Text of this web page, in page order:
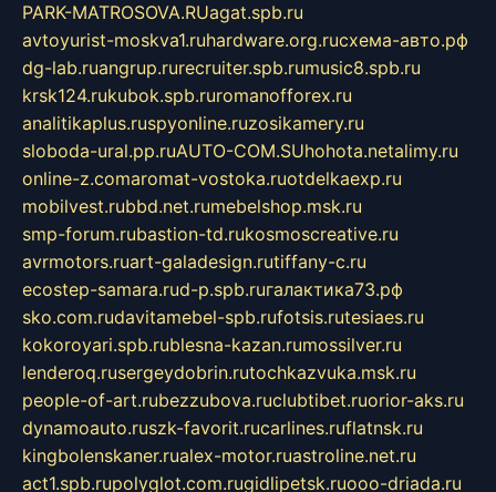
PARK-MATROSOVA.RUagat.spb.ru
avtoyurist-moskva1.ruhardware.org.ruсхема-авто.рф
dg-lab.ruangrup.rurecruiter.spb.rumusic8.spb.ru
krsk124.rukubok.spb.ruromanofforex.ru
analitikaplus.ruspyonline.ruzosikamery.ru
sloboda-ural.pp.ruAUTO-COM.SUhohota.netalimy.ru
online-z.comaromat-vostoka.ruotdelkaexp.ru
mobilvest.rubbd.net.rumebelshop.msk.ru
smp-forum.rubastion-td.rukosmoscreative.ru
avrmotors.ruart-galadesign.rutiffany-c.ru
ecostep-samara.rud-p.spb.ruгалактика73.рф
sko.com.rudavitamebel-spb.rufotsis.rutesiaes.ru
kokoroyari.spb.rublesna-kazan.rumossilver.ru
lenderoq.rusergeydobrin.rutochkazvuka.msk.ru
people-of-art.rubezzubova.ruclubtibet.ruorior-aks.ru
dynamoauto.ruszk-favorit.rucarlines.ruflatnsk.ru
kingbolenskaner.rualex-motor.ruastroline.net.ru
act1.spb.rupolyglot.com.rugidlipetsk.ruooo-driada.ru